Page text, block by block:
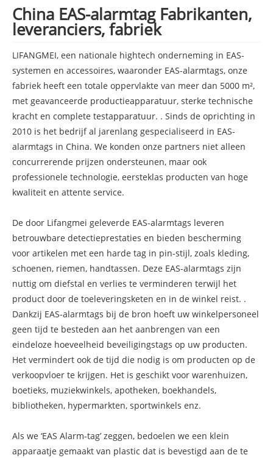
China EAS-alarmtag Fabrikanten,
leveranciers, fabriek
LIFANGMEI, een nationale hightech onderneming in EAS-
systemen en accessoires, waaronder EAS-alarmtags, onze
fabriek heeft een totale oppervlakte van meer dan 5000 m²,
met geavanceerde productieapparatuur, sterke technische
kracht en complete testapparatuur. . Sinds de oprichting in
2010 is het bedrijf al jarenlang gespecialiseerd in EAS-
alarmtags in China. We konden onze partners niet alleen
concurrerende prijzen ondersteunen, maar ook
professionele technologie, eersteklas producten van hoge
kwaliteit en attente service.
De door Lifangmei geleverde EAS-alarmtags leveren
betrouwbare detectieprestaties en bieden bescherming
voor artikelen met een harde tag in pin-stijl, zoals kleding,
schoenen, riemen, handtassen. Deze EAS-alarmtags zijn
nuttig om diefstal en verlies te verminderen terwijl het
product door de toeleveringsketen en in de winkel reist. .
Dankzij EAS-alarmtags bij de bron hoeft uw winkelpersoneel
geen tijd te besteden aan het aanbrengen van een
eindeloze hoeveelheid beveiligingstags op uw producten.
Het vermindert ook de tijd die nodig is om producten op de
verkoopvloer te krijgen. Het is geschikt voor warenhuizen,
boetieks, muziekwinkels, apotheken, boekhandels,
bibliotheken, hypermarkten, sportwinkels enz.
Als we ‘EAS Alarm-tag’ zeggen, bedoelen we een klein
apparaatje gemaakt van plastic dat is bevestigd aan de te